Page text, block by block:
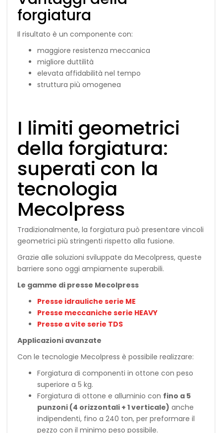
forgiatura
Il risultato è un componente con:
maggiore resistenza meccanica
migliore duttilità
elevata affidabilità nel tempo
struttura più omogenea
I limiti geometrici
della forgiatura:
superati con la
tecnologia
Mecolpress
Tradizionalmente, la forgiatura può presentare vincoli
geometrici più stringenti rispetto alla fusione.
Grazie alle soluzioni sviluppate da Mecolpress, queste
barriere sono oggi ampiamente superabili.
Le gamme di presse Mecolpress
Presse idrauliche serie ME
Presse meccaniche serie HEAVY
Presse a vite serie TDS
Applicazioni avanzate
Con le tecnologie Mecolpress è possibile realizzare:
Forgiatura di componenti in ottone con peso
superiore a 5 kg.
Forgiatura di ottone e alluminio con fino a 5
punzoni (4 orizzontali + 1 verticale) anche
indipendenti, fino a 240 ton, per preformare il
pezzo con il minimo peso possibile.